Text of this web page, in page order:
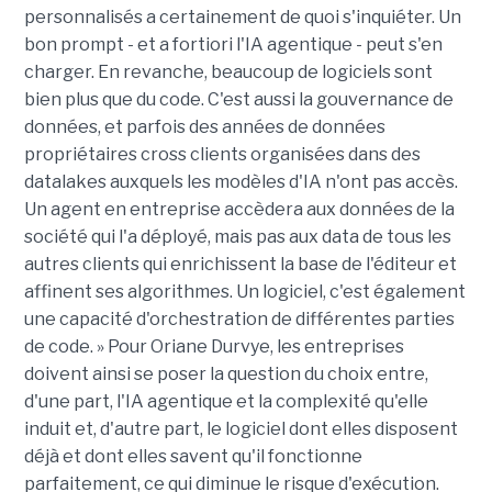
personnalisés a certainement de quoi s'inquiéter. Un
bon prompt - et a fortiori l'IA agentique - peut s'en
charger. En revanche, beaucoup de logiciels sont
bien plus que du code. C'est aussi la gouvernance de
données, et parfois des années de données
propriétaires cross clients organisées dans des
datalakes auxquels les modèles d'IA n'ont pas accès.
Un agent en entreprise accèdera aux données de la
société qui l'a déployé, mais pas aux data de tous les
autres clients qui enrichissent la base de l'éditeur et
affinent ses algorithmes. Un logiciel, c'est également
une capacité d'orchestration de différentes parties
de code. » Pour Oriane Durvye, les entreprises
doivent ainsi se poser la question du choix entre,
d'une part, l'IA agentique et la complexité qu'elle
induit et, d'autre part, le logiciel dont elles disposent
déjà et dont elles savent qu'il fonctionne
parfaitement, ce qui diminue le risque d'exécution.